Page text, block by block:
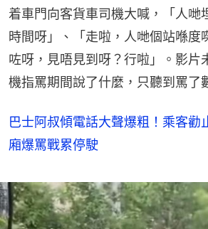
着車門向客貨車司機大喊，「人哋
時間呀」、「走啦，人哋個站喺度
咗呀，見唔見到呀？行啦」。影片
機指罵期間說了什麼，只聽到罵了
巴士阿叔傾電話大聲爆粗！乘客
廂爆罵戰累停駛